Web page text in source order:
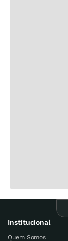
Institucional
Quem Somos